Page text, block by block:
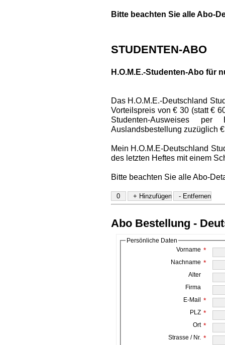
Bitte beachten Sie alle Abo-
STUDENTEN-ABO
H.O.M.E.-Studenten-Abo für
Das H.O.M.E.-Deutschland
Vorteilspreis von € 30 (statt €
Studenten-Ausweises
Auslandsbestellung zuzüglich
Mein H.O.M.E-Deutschland
des letzten Heftes mit einem
Bitte beachten Sie alle Abo-
Abo Bestellung -
Persönliche Daten
Vorname *
Nachname *
Alter
Firma
E-Mail
*
PLZ *
Ort *
Strasse / Nr. *